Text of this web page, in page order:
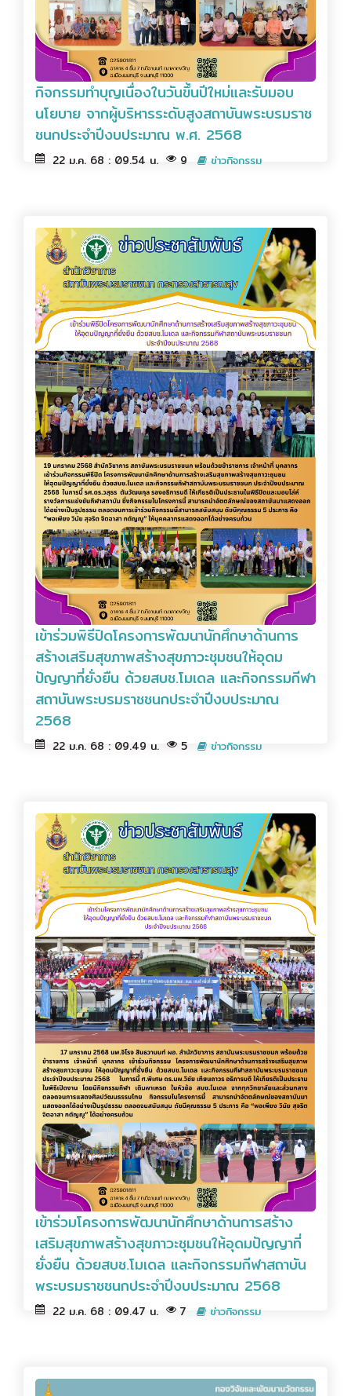
กิจกรรมทำบุญเนื่องในวันขึ้นปีใหม่และรับมอบ
นโยบาย จากผู้บริหารระดับสูงสถาบันพระบรมราช
ชนกประจำปีงบประมาณ พ.ศ. 2568
22 ม.ค. 68 : 09.54 น. 9 ข่าวกิจกรรม
เข้าร่วมพิธีปิดโครงการพัฒนานักศึกษาด้านการ
สร้างเสริมสุขภาพสร้างสุขภาวะชุมชนให้อุดม
ปัญญาที่ยั่งยืน ด้วยสบช.โมเดล และกิจกรรมกีฬา
สถาบันพระบรมราชชนกประจำปีงบประมาณ
2568
22 ม.ค. 68 : 09.49 น. 5 ข่าวกิจกรรม
เข้าร่วมโครงการพัฒนานักศึกษาด้านการสร้าง
เสริมสุขภาพสร้างสุขภาวะชุมชนให้อุดมปัญญาที่
ยั่งยืน ด้วยสบช.โมเดล และกิจกรรมกีฬาสถาบัน
พระบรมราชชนกประจำปีงบประมาณ 2568
22 ม.ค. 68 : 09.47 น. 7 ข่าวกิจกรรม